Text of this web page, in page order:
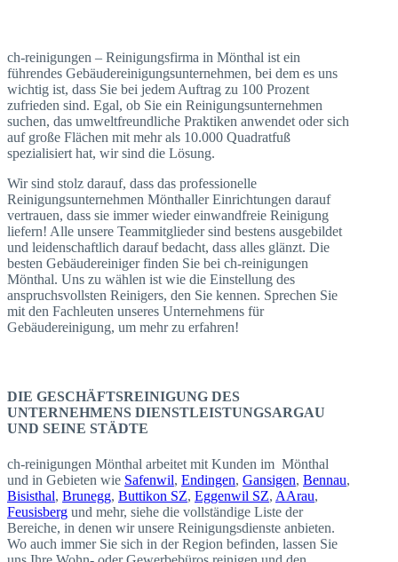
ch-reinigungen – Reinigungsfirma in Mönthal ist ein
führendes Gebäudereinigungsunternehmen, bei dem es uns
wichtig ist, dass Sie bei jedem Auftrag zu 100 Prozent
zufrieden sind. Egal, ob Sie ein Reinigungsunternehmen
suchen, das umweltfreundliche Praktiken anwendet oder sich
auf große Flächen mit mehr als 10.000 Quadratfuß
spezialisiert hat, wir sind die Lösung.
Wir sind stolz darauf, dass das professionelle
Reinigungsunternehmen Mönthaller Einrichtungen darauf
vertrauen, dass sie immer wieder einwandfreie Reinigung
liefern! Alle unsere Teammitglieder sind bestens ausgebildet
und leidenschaftlich darauf bedacht, dass alles glänzt. Die
besten Gebäudereiniger finden Sie bei ch-reinigungen
Mönthal. Uns zu wählen ist wie die Einstellung des
anspruchsvollsten Reinigers, den Sie kennen. Sprechen Sie
mit den Fachleuten unseres Unternehmens für
Gebäudereinigung, um mehr zu erfahren!
DIE GESCHÄFTSREINIGUNG DES
UNTERNEHMENS DIENSTLEISTUNGSARGAU
UND SEINE STÄDTE
ch-reinigungen Mönthal arbeitet mit Kunden im Mönthal
und in Gebieten wie Safenwil, Endingen, Gansigen, Bennau,
Bisisthal, Brunegg, Buttikon SZ, Eggenwil SZ, AArau,
Feusisberg und mehr, siehe die vollständige Liste der
Bereiche, in denen wir unsere Reinigungsdienste anbieten.
Wo auch immer Sie sich in der Region befinden, lassen Sie